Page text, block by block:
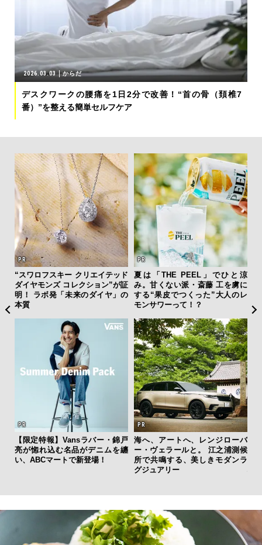
2026.03.03 からだ
デスクワークの腰痛を1日2分で改善！“首の骨（頚椎7
番）”を整える簡単セルフケア
“スワロフスキー クリエイテッド
ダイヤモンズ コレクション”が証
明！ ラボ発「未来のダイヤ」の
本質
夏は「THE PEEL」でひと涼
み。甘くない派・斎藤 工を虜に
する“果皮でつくった”大人のレ
モンサワーって！？
【限定特報】Vansラバー・錦戸
亮が惚れ込む名品がデニムを纏
い、ABCマートで新登場！
海へ、アートへ、レンジローバ
ー・ヴェラールと。 江之浦測候
所で共鳴する、美しきモダンラ
グジュアリー